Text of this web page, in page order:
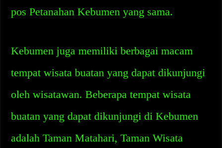
pos Petanahan Kebumen yang sama.
Kebumen juga memiliki berbagai macam
tempat wisata buatan yang dapat dikunjungi
oleh wisatawan. Beberapa tempat wisata
buatan yang dapat dikunjungi di Kebumen
adalah Taman Matahari, Taman Wisata